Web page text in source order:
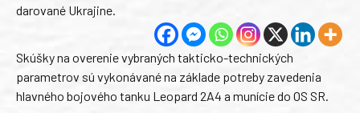
darované Ukrajine.
Skúšky na overenie vybraných takticko-technických
parametrov sú vykonávané na základe potreby zavedenia
hlavného bojového tanku Leopard 2A4 a munície do OS SR.